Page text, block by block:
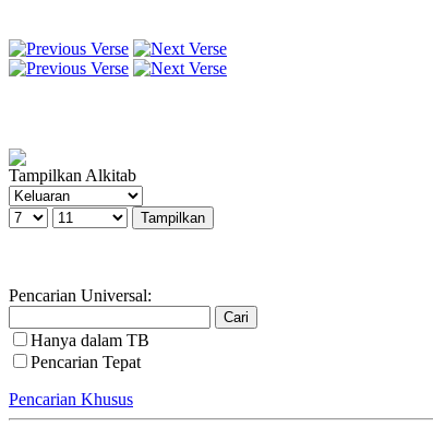
Tampilkan Alkitab
Pencarian Universal:
Hanya dalam TB
Pencarian Tepat
Pencarian Khusus